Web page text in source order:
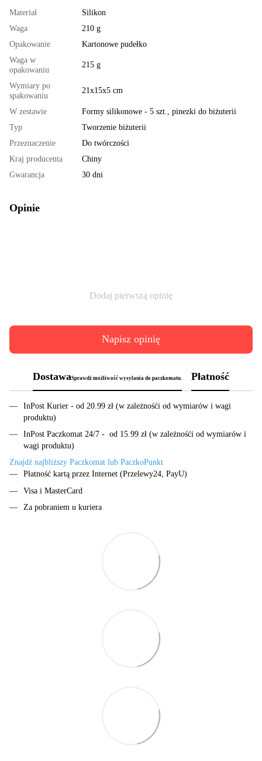
Materiał
Silikon
Waga
210 g
Opakowanie
Kartonowe pudełko
Waga w
opakowaniu
215 g
Wymiary po
spakowaniu
21x15x5 cm
W zestawie
Formy silikonowe - 5 szt., pinezki do biżuterii
Typ
Tworzenie biżuterii
Przeznaczenie
Do twórczości
Kraj producenta
Chiny
Gwarancja
30 dni
Opinie
Dodaj pierwszą opinię
Napisz opinię
DostawaSprawdż możliwość wysyłania do paczkomatu. Płatność
InPost Kurier - od 20.99 zł (w zależnośći od wymiarów i wagi
produktu)
InPost Paczkomat 24/7 - od 15.99 zł (w zależnośći od wymiarów i
wagi produktu)
Znajdź najbliższy Paczkomat lub PaczkoPunkt
Płatność kartą przez Internet (Przelewy24, PayU)
Visa i MasterCard
Za pobraniem u kuriera